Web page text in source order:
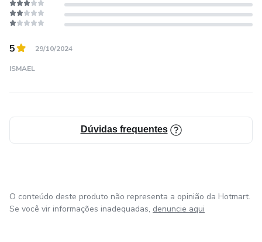
-Rachel Barton Pine;
-Antal Zalai;
-Carmelo de Los Santos;
-Ágata Szymczewska;
5 29/10/2024
ISMAEL
Dúvidas frequentes
O conteúdo deste produto não representa a opinião da Hotmart.
Se você vir informações inadequadas, denuncie aqui